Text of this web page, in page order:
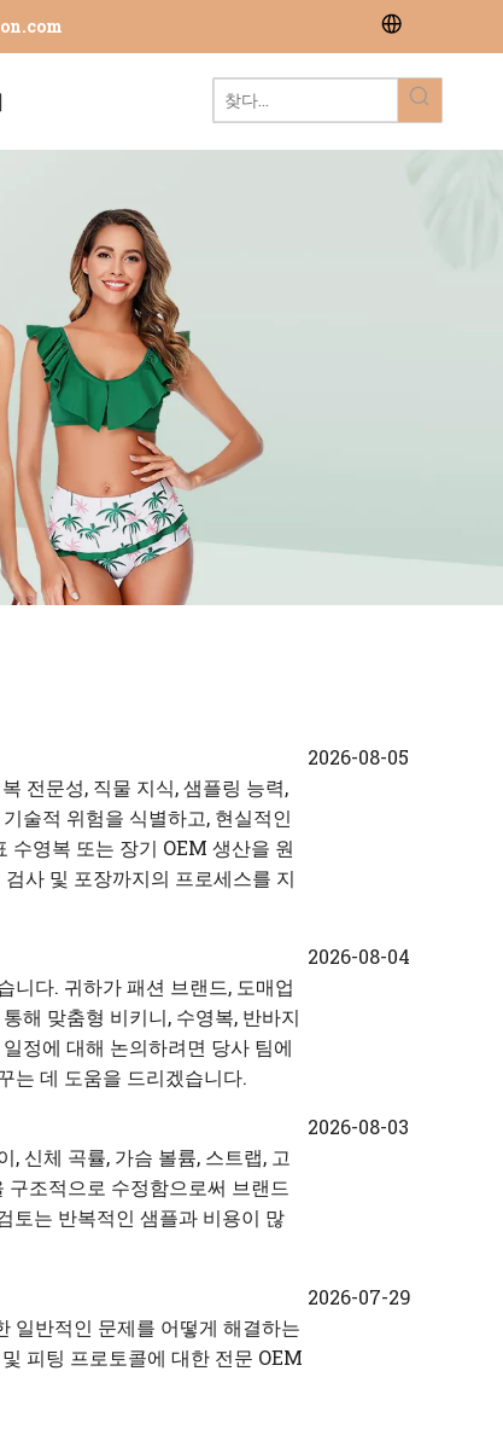
전문성, 직물 지식, 샘플링 능력,
술적 위험을 식별하고, 현실적인
수영복 또는 장기 OEM 생산을 원
사 및 포장까지의 프로세스를 지
2026-08-05
니다. 귀하가 패션 브랜드, 도매업
해 맞춤형 비키니, 수영복, 반바지
정에 대해 논의하려면 당사 팀에
는 데 도움을 드리겠습니다.
2026-08-04
신체 곡률, 가슴 볼륨, 스트랩, 고
조적으로 수정함으로써 브랜드
토는 반복적인 샘플과 비용이 많
2026-08-03
일반적인 문제를 어떻게 해결하는
피팅 프로토콜에 대한 전문 OEM
2026-07-29